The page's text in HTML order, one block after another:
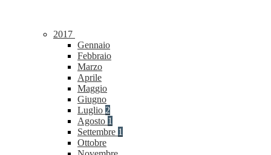
2017
Gennaio
Febbraio
Marzo
Aprile
Maggio
Giugno
Luglio 2
Agosto 1
Settembre 1
Ottobre